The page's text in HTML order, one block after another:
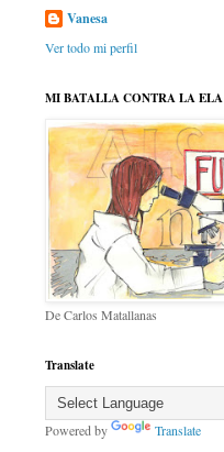
Vanesa
Ver todo mi perfil
MI BATALLA CONTRA LA ELA
De Carlos Matallanas
Translate
Powered by Translate